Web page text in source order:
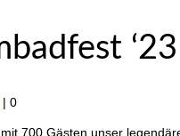
‘23
| 0
700 Gästen unser